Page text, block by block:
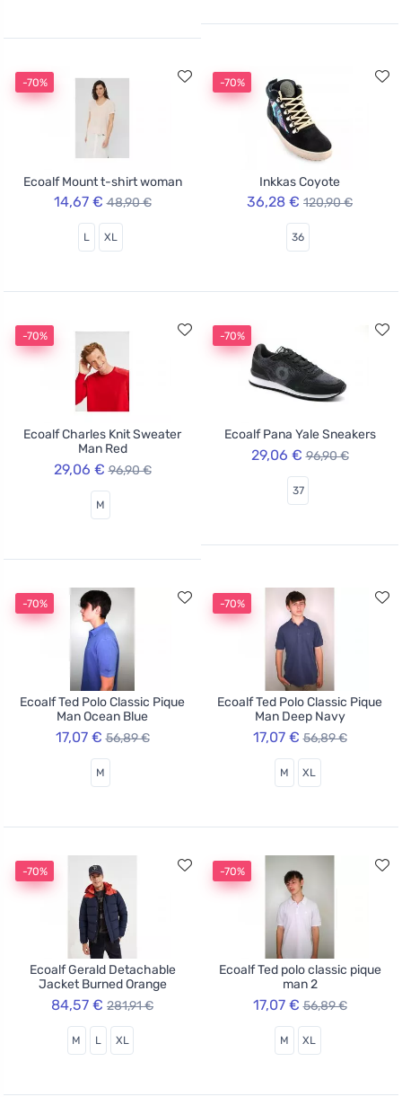
-70%
Ecoalf Mount t-shirt woman
14,67 € 48,90 €
L XL
-70%
Inkkas Coyote
36,28 € 120,90 €
36
-70%
Ecoalf Charles Knit Sweater
Man Red
29,06 € 96,90 €
M
-70%
Ecoalf Pana Yale Sneakers
29,06 € 96,90 €
37
-70%
Ecoalf Ted Polo Classic Pique
Man Ocean Blue
17,07 € 56,89 €
M
-70%
Ecoalf Ted Polo Classic Pique
Man Deep Navy
17,07 € 56,89 €
M XL
-70%
Ecoalf Gerald Detachable
Jacket Burned Orange
84,57 € 281,91 €
M L XL
-70%
Ecoalf Ted polo classic pique
man 2
17,07 € 56,89 €
M XL